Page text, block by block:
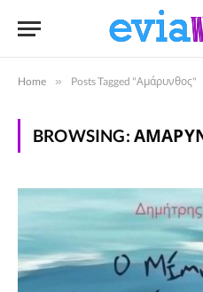
Home » Posts Tagged "Αμάρυνθος"
BROWSING: